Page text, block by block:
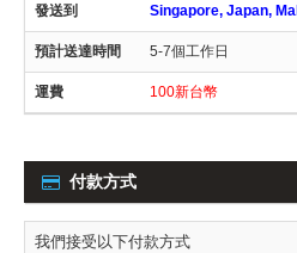
Singapore, Japan,
5-7個工作日
100新台幣
付款方式
我們接受以下付款方式